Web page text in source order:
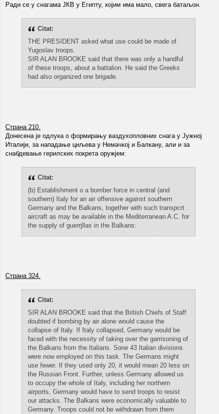
Ради се у снагама ЈКВ у Египту, којим има мало, свега батаљон.
Citat:
THE PRESIDENT asked what use could be made of
Yugoslav troops.
SIR ALAN BROOKE said that there was only a handful
of these troops, about a battalion. He said the Greeks
had also organized one brigade.
Страна 210.
Донесена је одлука о формирању ваздухопловних снага у Јужној
Италији, за нападање циљева у Немачкој и Балкану, али и за
снабдевање герилских покрета оружјем:
Citat:
(b) Establishment o a bomber force in central (and
southern) Italy for an air offensive against southern
Germany and the Balkans, together with such transpcrt
aircraft as may be available in the Mediterranean A.C. for
the supply of guerrjllas in the Balkans:
Страна 324.
Citat:
SIR ALAN BROOKE said that the British Chiefs of Staff
doubted if bombing by air alone would cause the
collapse of Italy. If Italy collapsed, Germany would be
faced with the necessity of taking over the garrisoning of
the Balkans from the Italians. Sone 43 Italian divisions
were now employed on this task. The Germans might
use fewer. If they used only 20, it would mean 20 less on
the Russian Front. Further, unless Germany allowed us
to occupy the whole of Italy, including her northern
airports, Germany would have to send troops to resist
our attacks. The Balkans were economically valuable to
Germany. Troops could not be withdrawn from them